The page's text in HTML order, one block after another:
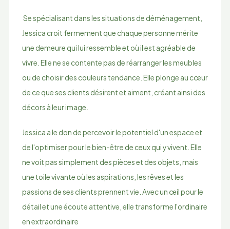
Se spécialisant dans les situations de déménagement,
Jessica croit fermement que chaque personne mérite
une demeure qui lui ressemble et où il est agréable de
vivre. Elle ne se contente pas de réarranger les meubles
ou de choisir des couleurs tendance. Elle plonge au cœur
de ce que ses clients désirent et aiment, créant ainsi des
décors à leur image.
Jessica a le don de percevoir le potentiel d'un espace et
de l'optimiser pour le bien-être de ceux qui y vivent. Elle
ne voit pas simplement des pièces et des objets, mais
une toile vivante où les aspirations, les rêves et les
passions de ses clients prennent vie. Avec un œil pour le
détail et une écoute attentive, elle transforme l'ordinaire
en extraordinaire